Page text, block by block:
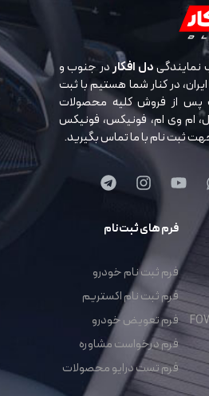
دل افکاردر جنوب و
در کنار شما هستیم با ثبت
پس از فروش کلیه محصولات
ام وی ام، فونیکس، فونیکس
فرم های ثبت نام
فرم ثبت نام خودرو
فرم ثبت نام اکستریم
فرم تعویض خودرو
فرم درخواست مشاوره
فرم تست درایو محصولات